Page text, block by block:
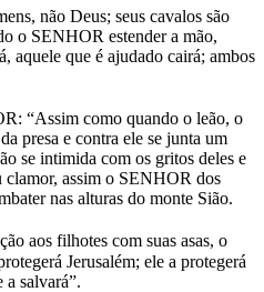
não Deus; seus cavalos são
o SENHOR estender a mão,
aquele que é ajudado cairá; ambos
“Assim como quando o leão, o
presa e contra ele se junta um
se intimida com os gritos deles e
clamor, assim o SENHOR dos
nas alturas do monte Sião.
aos filhotes com suas asas, o
Jerusalém; ele a protegerá
a salvará”.